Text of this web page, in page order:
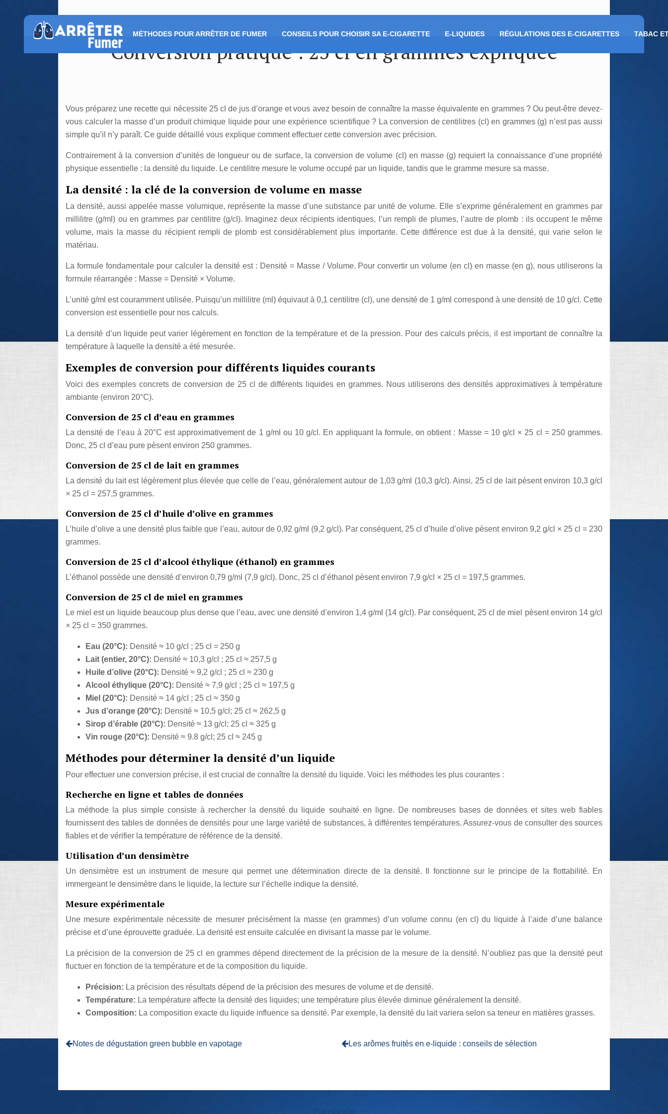
MÉTHODES POUR ARRÊTER DE FUMER CONSEILS POUR CHOISIR SA E-CIGARETTE E-LIQUIDES RÉGULATIONS DES E-CIGARETTES TABAC
Conversion pratique : 25 cl en grammes expliquée
Vous préparez une recette qui nécessite 25 cl de jus d’orange et vous avez besoin de connaître la masse équivalente en grammes ? Ou peut-être devez-
vous calculer la masse d’un produit chimique liquide pour une expérience scientifique ? La conversion de centilitres (cl) en grammes (g) n’est pas aussi
simple qu’il n’y paraît. Ce guide détaillé vous explique comment effectuer cette conversion avec précision.
Contrairement à la conversion d’unités de longueur ou de surface, la conversion de volume (cl) en masse (g) requiert la connaissance d’une propriété
physique essentielle : la densité du liquide. Le centilitre mesure le volume occupé par un liquide, tandis que le gramme mesure sa masse.
La densité : la clé de la conversion de volume en masse
La densité, aussi appelée masse volumique, représente la masse d’une substance par unité de volume. Elle s’exprime généralement en grammes par
millilitre (g/ml) ou en grammes par centilitre (g/cl). Imaginez deux récipients identiques, l’un rempli de plumes, l’autre de plomb : ils occupent le même
volume, mais la masse du récipient rempli de plomb est considérablement plus importante. Cette différence est due à la densité, qui varie selon le
matériau.
La formule fondamentale pour calculer la densité est : Densité = Masse / Volume. Pour convertir un volume (en cl) en masse (en g), nous utiliserons la
formule réarrangée : Masse = Densité × Volume.
L’unité g/ml est couramment utilisée. Puisqu’un millilitre (ml) équivaut à 0,1 centilitre (cl), une densité de 1 g/ml correspond à une densité de 10 g/cl. Cette
conversion est essentielle pour nos calculs.
La densité d’un liquide peut varier légèrement en fonction de la température et de la pression. Pour des calculs précis, il est important de connaître la
température à laquelle la densité a été mesurée.
Exemples de conversion pour différents liquides courants
Voici des exemples concrets de conversion de 25 cl de différents liquides en grammes. Nous utiliserons des densités approximatives à température
ambiante (environ 20°C).
Conversion de 25 cl d’eau en grammes
La densité de l’eau à 20°C est approximativement de 1 g/ml ou 10 g/cl. En appliquant la formule, on obtient : Masse = 10 g/cl × 25 cl = 250 grammes.
Donc, 25 cl d’eau pure pèsent environ 250 grammes.
Conversion de 25 cl de lait en grammes
La densité du lait est légèrement plus élevée que celle de l’eau, généralement autour de 1,03 g/ml (10,3 g/cl). Ainsi, 25 cl de lait pèsent environ 10,3 g/cl
× 25 cl = 257,5 grammes.
Conversion de 25 cl d’huile d’olive en grammes
L’huile d’olive a une densité plus faible que l’eau, autour de 0,92 g/ml (9,2 g/cl). Par conséquent, 25 cl d’huile d’olive pèsent environ 9,2 g/cl × 25 cl = 230
grammes.
Conversion de 25 cl d’alcool éthylique (éthanol) en grammes
L’éthanol possède une densité d’environ 0,79 g/ml (7,9 g/cl). Donc, 25 cl d’éthanol pèsent environ 7,9 g/cl × 25 cl = 197,5 grammes.
Conversion de 25 cl de miel en grammes
Le miel est un liquide beaucoup plus dense que l’eau, avec une densité d’environ 1,4 g/ml (14 g/cl). Par conséquent, 25 cl de miel pèsent environ 14 g/cl
× 25 cl = 350 grammes.
Eau (20°C): Densité ≈ 10 g/cl ; 25 cl = 250 g
Lait (entier, 20°C): Densité ≈ 10,3 g/cl ; 25 cl ≈ 257,5 g
Huile d’olive (20°C): Densité ≈ 9,2 g/cl ; 25 cl ≈ 230 g
Alcool éthylique (20°C): Densité ≈ 7,9 g/cl ; 25 cl ≈ 197,5 g
Miel (20°C): Densité ≈ 14 g/cl ; 25 cl ≈ 350 g
Jus d’orange (20°C): Densité ≈ 10,5 g/cl; 25 cl ≈ 262,5 g
Sirop d’érable (20°C): Densité ≈ 13 g/cl; 25 cl ≈ 325 g
Vin rouge (20°C): Densité ≈ 9.8 g/cl; 25 cl ≈ 245 g
Méthodes pour déterminer la densité d’un liquide
Pour effectuer une conversion précise, il est crucial de connaître la densité du liquide. Voici les méthodes les plus courantes :
Recherche en ligne et tables de données
La méthode la plus simple consiste à rechercher la densité du liquide souhaité en ligne. De nombreuses bases de données et sites web fiables
fournissent des tables de données de densités pour une large variété de substances, à différentes températures. Assurez-vous de consulter des sources
fiables et de vérifier la température de référence de la densité.
Utilisation d’un densimètre
Un densimètre est un instrument de mesure qui permet une détermination directe de la densité. Il fonctionne sur le principe de la flottabilité. En
immergeant le densimètre dans le liquide, la lecture sur l’échelle indique la densité.
Mesure expérimentale
Une mesure expérimentale nécessite de mesurer précisément la masse (en grammes) d’un volume connu (en cl) du liquide à l’aide d’une balance
précise et d’une éprouvette graduée. La densité est ensuite calculée en divisant la masse par le volume.
La précision de la conversion de 25 cl en grammes dépend directement de la précision de la mesure de la densité. N’oubliez pas que la densité peut
fluctuer en fonction de la température et de la composition du liquide.
Précision: La précision des résultats dépend de la précision des mesures de volume et de densité.
Température: La température affecte la densité des liquides; une température plus élevée diminue généralement la densité.
Composition: La composition exacte du liquide influence sa densité. Par exemple, la densité du lait variera selon sa teneur en matières grasses.
Notes de dégustation green bubble en vapotage Les arômes fruités en e-liquide : conseils de sélection
Plan du site